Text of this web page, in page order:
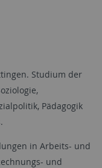
Studium der
Pädagogik
in Arbeits- und
und